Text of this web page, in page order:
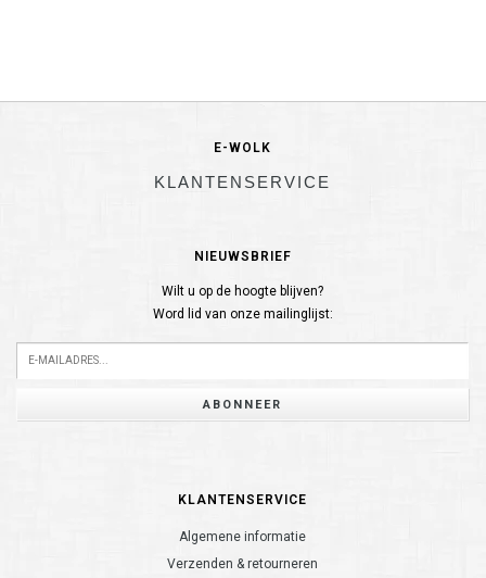
E-WOLK
KLANTENSERVICE
NIEUWSBRIEF
Wilt u op de hoogte blijven?
Word lid van onze mailinglijst:
ABONNEER
KLANTENSERVICE
Algemene informatie
Verzenden & retourneren